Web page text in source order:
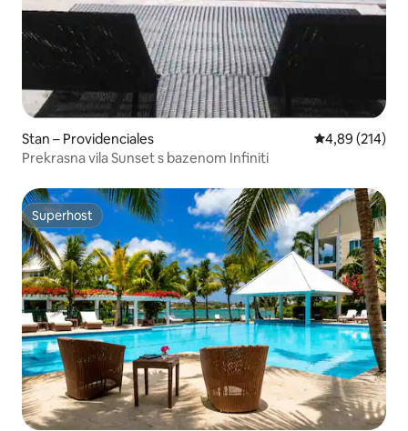
Stan – Providenciales Prosječna
4,89 (214)
Prekrasna vila Sunset s bazenom Infiniti
Superhost
Superhost